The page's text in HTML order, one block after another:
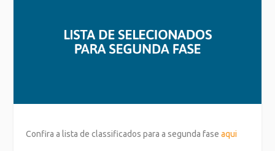
Confira a lista de classificados para a segunda faseaqui